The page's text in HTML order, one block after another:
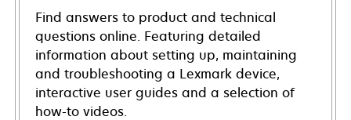
Find answers to product and technical
questions online. Featuring detailed
information about setting up, maintaining
and troubleshooting a Lexmark device,
interactive user guides and a selection of
how-to videos.